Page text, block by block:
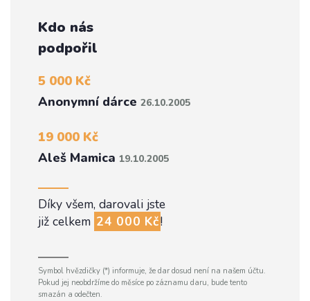
Kdo nás
podpořil
5 000 Kč
Anonymní dárce 26.10.2005
19 000 Kč
Aleš Mamica 19.10.2005
Díky všem, darovali jste
již celkem 24 000 Kč!
Symbol hvězdičky (*) informuje, že dar dosud není na našem účtu.
Pokud jej neobdržíme do měsíce po záznamu daru, bude tento
smazán a odečten.